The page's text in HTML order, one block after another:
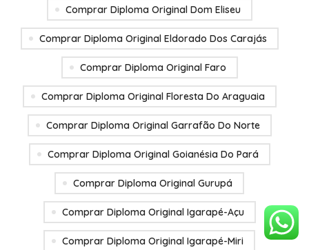
Comprar Diploma Original Dom Eliseu
Comprar Diploma Original Eldorado Dos Carajás
Comprar Diploma Original Faro
Comprar Diploma Original Floresta Do Araguaia
Comprar Diploma Original Garrafão Do Norte
Comprar Diploma Original Goianésia Do Pará
Comprar Diploma Original Gurupá
Comprar Diploma Original Igarapé-Açu
Comprar Diploma Original Igarapé-Miri